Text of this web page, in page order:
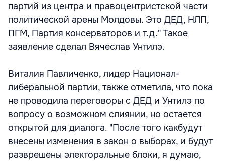
партий из центра и правоцентристской части
политической арены Молдовы. Это ДЕД, НЛП,
ПГМ, Партия консерваторов и т.д." Такое
заявление сделал Вячеслав Унтилэ.
Виталия Павличенко, лидер Национал-
либеральной партии, также отметила, что пока
не проводила переговоры с ДЕД и Унтилэ по
вопросу о возможном слиянии, но остается
открытой для диалога. "После того какбудут
внесены изменения в закон о выборах, и будут
разврешены электоральные блоки, я думаю,